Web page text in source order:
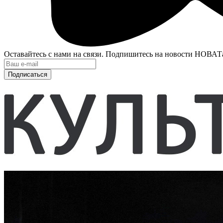
Оставайтесь с нами на связи. Подпишитесь на новости
Подписаться